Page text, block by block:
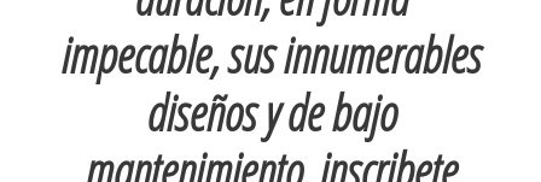
impecable, sus innumerables
diseños y de bajo